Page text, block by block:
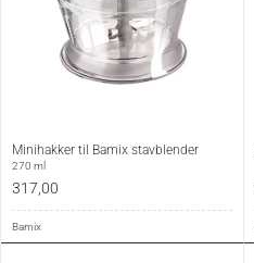
Minihakker til Bamix stavblender
270 ml
317,00
Bamix